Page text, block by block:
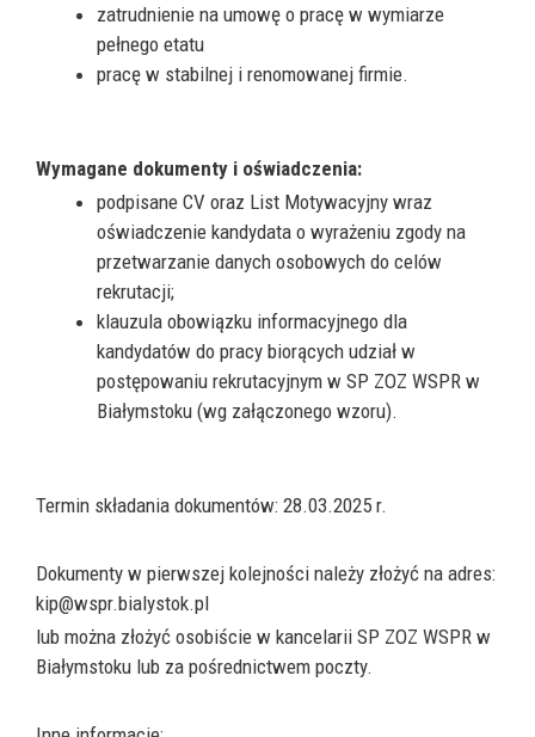
zatrudnienie na umowę o pracę w wymiarze
pełnego etatu
pracę w stabilnej i renomowanej firmie.
Wymagane dokumenty i oświadczenia:
podpisane CV oraz List Motywacyjny wraz
oświadczenie kandydata o wyrażeniu zgody na
przetwarzanie danych osobowych do celów
rekrutacji;
klauzula obowiązku informacyjnego dla
kandydatów do pracy biorących udział w
postępowaniu rekrutacyjnym w SP ZOZ WSPR w
Białymstoku (wg załączonego wzoru).
Termin składania dokumentów: 28.03.2025 r.
Dokumenty w pierwszej kolejności należy złożyć na adres:
kip@wspr.bialystok.pl
lub można złożyć osobiście w kancelarii SP ZOZ WSPR w
Białymstoku lub za pośrednictwem poczty.